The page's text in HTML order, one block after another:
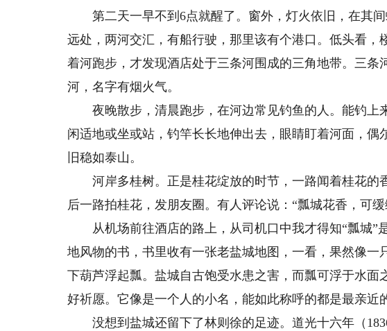
第二天一早不到6点就醒了。窗外，灯火依旧，在其间
远处，两河交汇，有船行驶，那里该有个港口。低头看
着河跑步，才发现酒店处于三条河围成的三角地带。三条
河，名字有烟火气。
夜晚散步，清晨跑步，在河边常见钓鱼的人。能钓上
闲适地或坐或站，钓竿长长地伸出去，眼睛盯着河面，偶
旧稳如泰山。
河岸多桂树。正是桂花绽放的时节，一路闻着桂花的
后一路拍桂花，发朋友圈。有人评论说：“瓢城花香，可
从机场前往酒店的路上，从司机口中我才得知“瓢城”
地风物的书，书里收有一张老盐城地图，一看，果然像一
下葫芦浮起瓢。盐城自古饱受水患之害，而瓢可浮于水面
好祈愿。它像是一个人的小名，能如此称呼的都是最亲近
没想到盐城还留下了林则徐的足迹。道光十六年（